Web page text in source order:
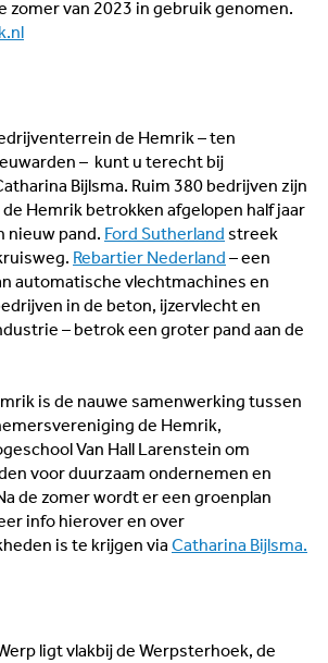
zomer van 2023 in gebruik genomen.
de Hemrik – ten
– kunt u terecht bij
Bijlsma. Ruim 380 bedrijven zijn
Hemrik betrokken afgelopen half jaar
nieuw pand. Ford Sutherland streek
Rebartier Nederland – een
automatische vlechtmachines en
in de beton, ijzervlecht en
– betrok een groter pand aan de
is de nauwe samenwerking tussen
de Hemrik,
Van Hall Larenstein om
voor duurzaam ondernemen en
de zomer wordt er een groenplan
info hierover en over
is te krijgen via Catharina Bijlsma.
ligt vlakbij de Werpsterhoek, de